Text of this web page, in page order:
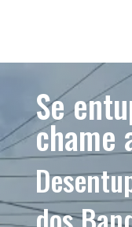
Se
chame
dos